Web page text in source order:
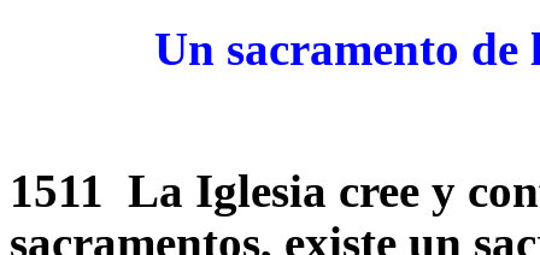
Un sacramento de
1511 La Iglesia cree y
sacramentos, existe un